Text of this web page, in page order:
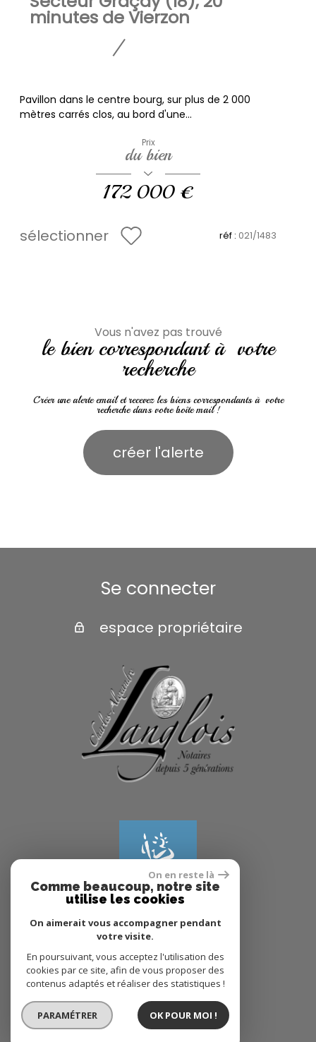
minutes de Vierzon
Pavillon dans le centre bourg, sur plus de 2 000
mètres carrés clos, au bord d'une...
Prix
du bien
172 000 €
sélectionner réf : 021/1483
Vous n'avez pas trouvé
le bien correspondant à votre
recherche
Créer une alerte email et recevez les biens correspondants à votre
recherche dans votre boîte mail !
créer l'alerte
Se connecter
espace propriétaire
© 2022
Tous droits réservés
Traduction powered by Google
Partenaires Admin Politique RGPD
On en reste là
Comme beaucoup, notre site
utilise les cookies
On aimerait vous accompagner pendant
votre visite.
En poursuivant, vous acceptez l'utilisation des
cookies par ce site, afin de vous proposer des
contenus adaptés et réaliser des statistiques !
PARAMÉTRER OK POUR MOI !